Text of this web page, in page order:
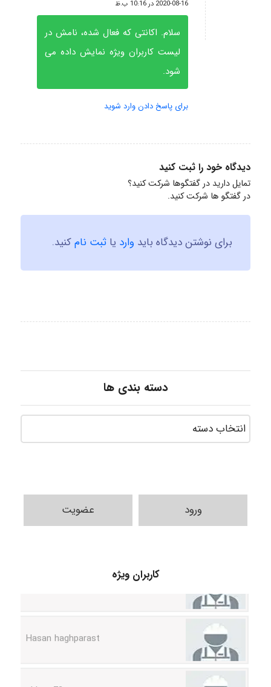
2020-08-16 در 10:16 ب.ظ
سلام. اکانتی که فعال شده، نامش در
لیست کاربران ویژه نمایش داده می
شود.
برای پاسخ دادن وارد شوید
دیدگاه خود را ثبت کنید
تمایل دارید در گفتگوها شرکت کنید؟
در گفتگو ها شرکت کنید.
برای نوشتن دیدگاه باید وارد یا ثبت نامکنید.
دسته بندی ها
ورود عضویت
کاربران ویژه